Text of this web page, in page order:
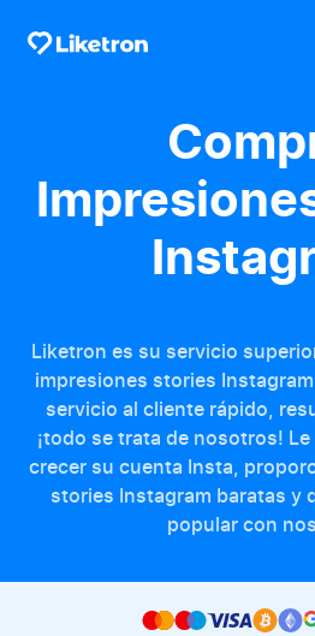
Liketron es su servicio
impresiones stories
servicio al cliente rápido,
¡todo se trata de nosotros!
crecer su cuenta Insta,
stories Instagram baratas y
popular con